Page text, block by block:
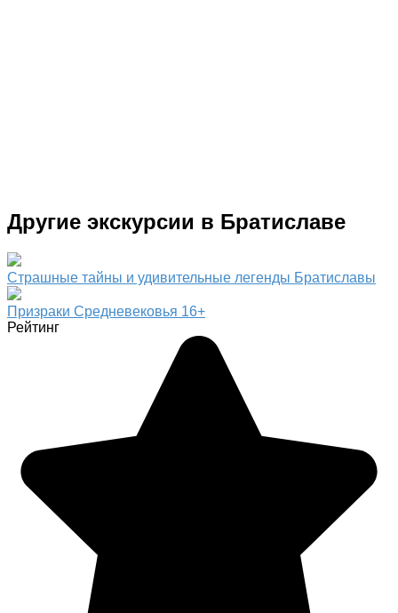
Другие экскурсии в Братиславе
Страшные тайны и удивительные легенды Братиславы
Призраки Средневековья 16+
Рейтинг